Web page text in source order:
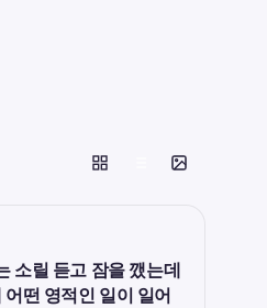
소릴 듣고 잠을 깼는데
떤 영적인 일이 일어